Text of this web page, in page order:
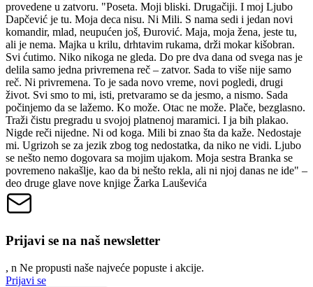
provedene u zatvoru. "Poseta. Moji bliski. Drugačiji. I moj Ljubo
Dapčević je tu. Moja deca nisu. Ni Mili. S nama sedi i jedan novi
komandir, mlad, neupućen još, Đurović. Maja, moja žena, jeste tu,
ali je nema. Majka u krilu, drhtavim rukama, drži mokar kišobran.
Svi ćutimo. Niko nikoga ne gleda. Do pre dva dana od svega nas je
delila samo jedna privremena reč – zatvor. Sada to više nije samo
reč. Ni privremena. To je sada novo vreme, novi pogledi, drugi
život. Svi smo to mi, isti, pretvaramo se da jesmo, a nismo. Sada
počinjemo da se lažemo. Ko može. Otac ne može. Plače, bezglasno.
Traži čistu pregradu u svojoj platnenoj maramici. I ja bih plakao.
Nigde reči nijedne. Ni od koga. Mili bi znao šta da kaže. Nedostaje
mi. Ugrizoh se za jezik zbog tog nedostatka, da niko ne vidi. Ljubo
se nešto nemo dogovara sa mojim ujakom. Moja sestra Branka se
povremeno nakašlje, kao da bi nešto rekla, ali ni njoj danas ne ide" –
deo druge glave nove knjige Žarka Lauševića
Prijavi se na naš newsletter
, n Ne propusti naše najveće popuste i akcije.
Prijavi se